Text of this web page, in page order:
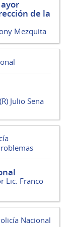
de la
Mezquita
Julio Sena
Lic. Franco
Nacional